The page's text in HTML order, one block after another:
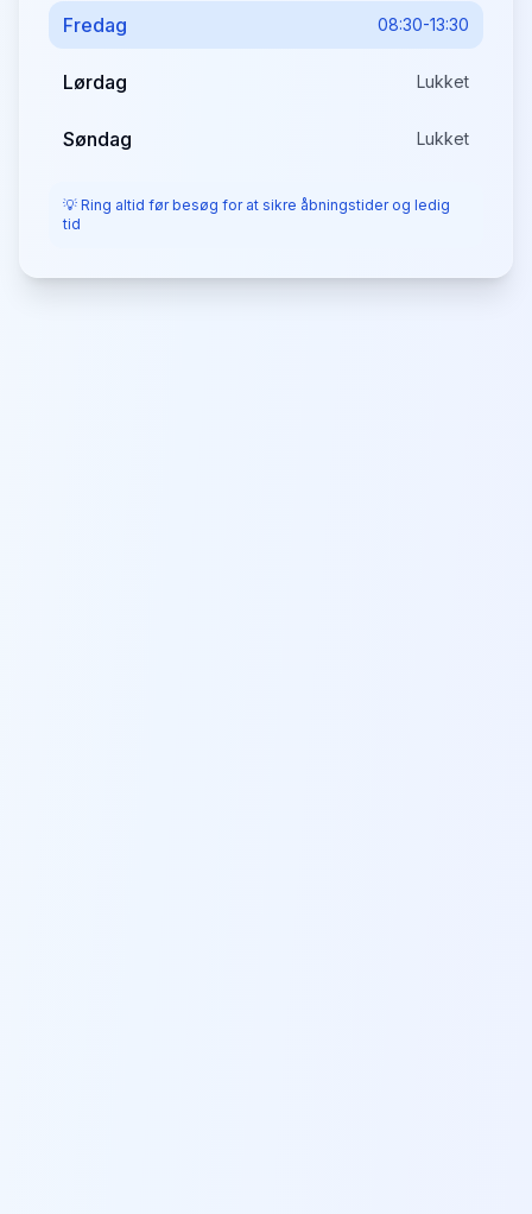
Fredag 08:30-13:30
Lørdag Lukket
Søndag Lukket
💡 Ring altid før besøg for at sikre åbningstider og ledig
tid